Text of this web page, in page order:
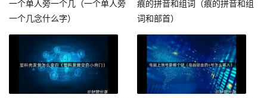
一个单人旁一个几（一个单人旁
一个几念什么字）
痕的拼音和组词（痕的拼音和组
词和部首）